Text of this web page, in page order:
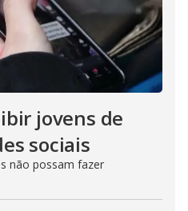
jovens de
sociais
não possam fazer